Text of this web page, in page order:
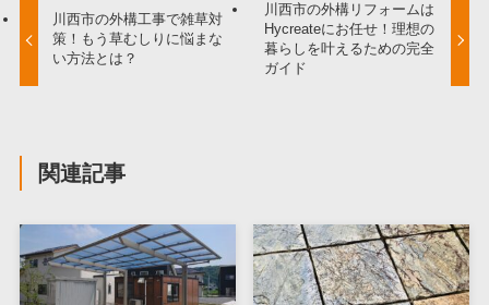
川西市の外構工事で雑草対
策！もう草むしりに悩まな
い方法とは？
川西市の外構リフォームは
Hycreateにお任せ！理想の
暮らしを叶えるための完全
ガイド
関連記事